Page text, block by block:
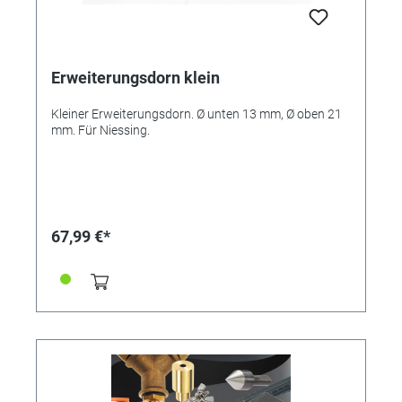
Erweiterungsdorn klein
Kleiner Erweiterungsdorn. Ø unten 13 mm, Ø oben 21
mm. Für Niessing.
67,99 €*